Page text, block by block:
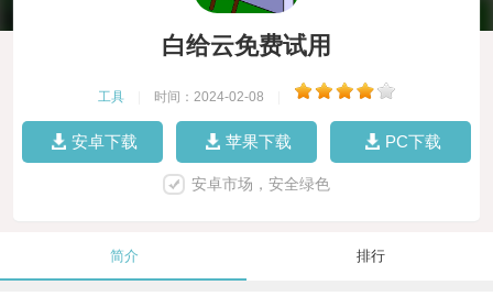
白给云免费试用
工具 时间：2024-02-08
安卓下载 苹果下载 PC下载
安卓市场，安全绿色
简介 排行